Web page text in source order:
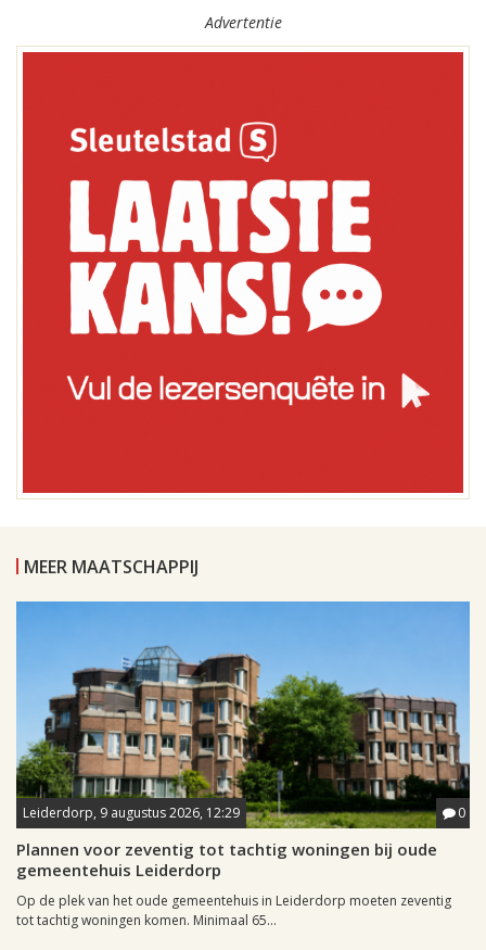
Advertentie
MEER MAATSCHAPPIJ
Leiderdorp, 9 augustus 2026, 12:29 0
Plannen voor zeventig tot tachtig woningen bij oude
gemeentehuis Leiderdorp
Op de plek van het oude gemeentehuis in Leiderdorp moeten zeventig
tot tachtig woningen komen. Minimaal 65...